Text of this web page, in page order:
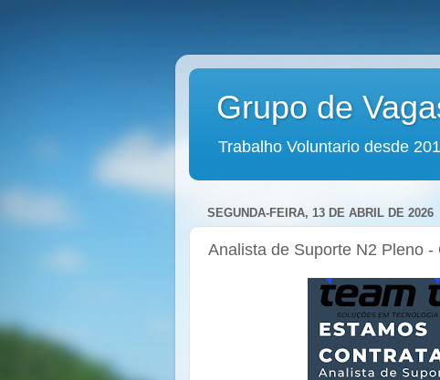
Grupo de
Trabalho Voluntario desde
SEGUNDA-FEIRA, 13 DE ABRIL DE 2026
Analista de Suporte N2 Pleno